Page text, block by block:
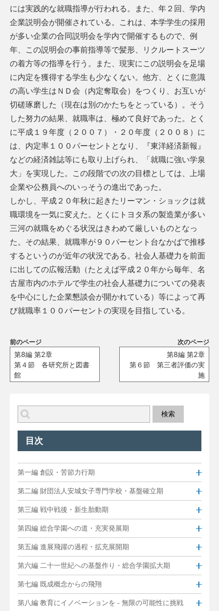
には実践的な就職指導が行われる。また、年２回、学内
企業説明会が開催されている。これは、本学学生の採用
が多い企業の合同説明会を学内で開催するもので、例
年、この説明会の事前指導等で髪形、リクルートスーツ
の着方等の指導を行う。また、現実にこの説明会を足場
に内定を獲得する学生も少なくない。他方、とくに意識
の高い学生はＮＤ会（内定奪取会）をつくり、お互いが
切磋琢磨した（現在は別のかたちをとっている）。そう
した努力の結果、就職率は、極めて良好であった。とく
に平成１９年度（２００７）・２０年度（２００８）に
は、内定率１００パーセントとなり、『東洋経済新報』
などの経済雑誌等にも取り上げられ、「就職に強い学泉
大」を実現した。この段階での次の目標としては、上場
企業や公務員へのいっそうの進出であった。
しかし、平成２０年秋に起きたリーマン・ショックは就
職環境を一気に変えた。とくにトヨタ系の製造業が多い
三河の就職をめぐる状況はきわめて厳しいものとなっ
た。その結果、就職率が９０パーセント台なかばで推移
するというのが近年の状況である。社会人基礎力を前面
に出しての広報活動（たとえば平成２０年から毎年、名
古屋市内のホテルで学生の社会人基礎力についての発表
を中心にした企業懇談会が開かれている）等によって再
び就職率１００パーセントの実現を目指している。
前のページ
第8編 第2章
第４節 各研究所と図書
館
次のページ
第8編 第2章
第６節 第三者評価の実
施
目次
第一編 創設・苦節力行期
第二編 財団法人安城女子専門学校・基盤確立期
第三編 戦中戦後・新生胎動期
第四編 総合学園への道・充実発展期
第五編 進展飛躍の過程・拡充展開期
第六編 二十一世紀への基盤作り・総合学園拡大期
第七編 既成概念からの飛翔
第八編 教育にイノベーションを - 無限の可能性に挑戦